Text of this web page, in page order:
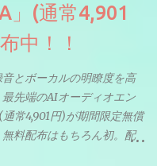
」(通常4,901
中！！
音とボーカルの明瞭度を高
先端のAIオーディオエン
常4,901円)が期間限定無償
料配布はもちろん初。配